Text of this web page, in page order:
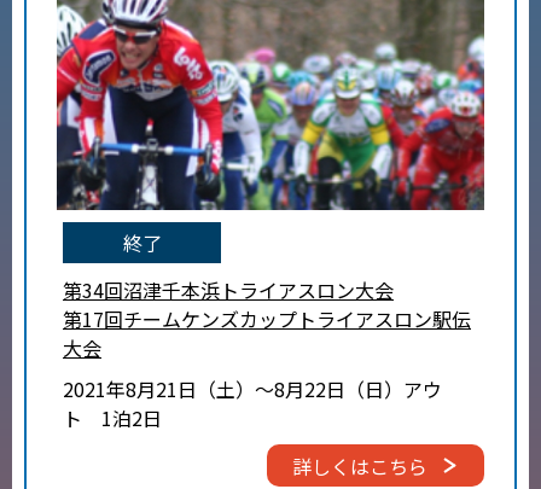
終了
第34回沼津千本浜トライアスロン大会
第17回チームケンズカップトライアスロン駅伝
大会
2021年8月21日（土）～8月22日（日）アウ
ト 1泊2日
詳しくはこちら